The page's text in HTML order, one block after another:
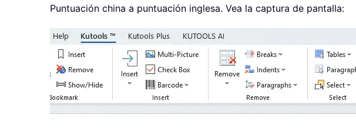
Puntuación china a puntuación inglesa. Vea la captura de pantalla: